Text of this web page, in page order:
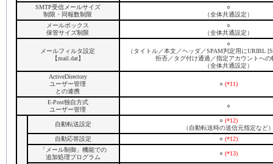
SMTP受信メールサイズ
制限・同報数制限
○
（全体共通設定）
メールボックス
保管サイズ制限
○
（全体共通設定）
メールフィルタ設定
【mail.dat】
○
（タイトル／本文／ヘッダ／SPAM判定用にURIBL
拒否／タグ付け通過／指定アカウントへの
（全体共通設定）
ActiveDirectory
ユーザー管理
との連携
○ (*11)
E-Post独自方式
ユーザー管理
○
自動転送設定
○ (*12)
（自動転送時の送信元指定など
自動応答設定
○ (*12)
「メール制御」機能での
追加処理プログラム
○ (*13)